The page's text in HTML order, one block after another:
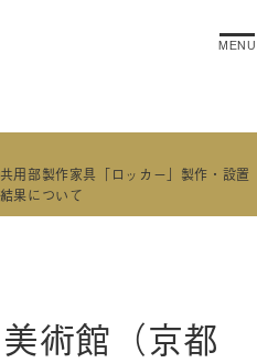
MENU
用部製作家具「ロッカー」製作・設置
果について
術館（京都